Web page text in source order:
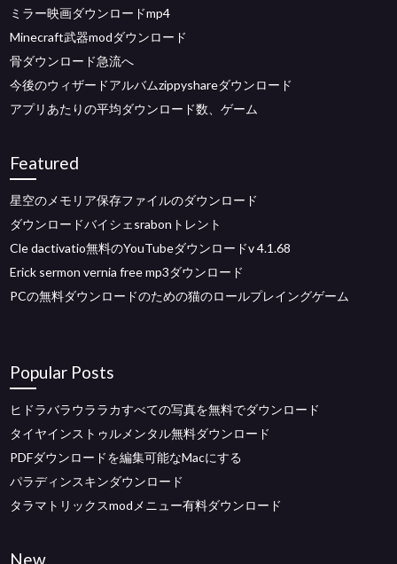
ミラー映画ダウンロードmp4
Minecraft武器modダウンロード
骨ダウンロード急流へ
今後のウィザードアルバムzippyshareダウンロード
アプリあたりの平均ダウンロード数、ゲーム
Featured
星空のメモリア保存ファイルのダウンロード
ダウンロードバイシェsrabonトレント
Cle dactivatio無料のYouTubeダウンロードv 4.1.68
Erick sermon vernia free mp3ダウンロード
PCの無料ダウンロードのための猫のロールプレイングゲーム
Popular Posts
ヒドラバラウララカすべての写真を無料でダウンロード
タイヤインストゥルメンタル無料ダウンロード
PDFダウンロードを編集可能なMacにする
パラディンスキンダウンロード
タラマトリックスmodメニュー有料ダウンロード
New